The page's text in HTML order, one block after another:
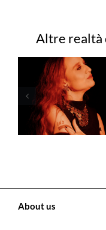
Progetti correlati
About us